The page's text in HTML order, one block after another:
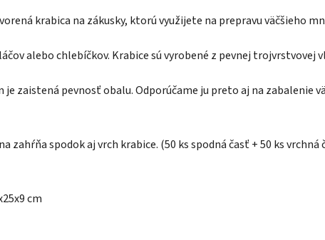
krabica na zákusky, ktorú využijete na prepravu väčšieho
alebo chlebíčkov. Krabice sú vyrobené z pevnej trojvrstvovej
je zaistená pevnosť obalu. Odporúčame ju preto aj na zabalenie
zahŕňa spodok aj vrch krabice. (50 ks spodná časť + 50 ks vrchná
cm